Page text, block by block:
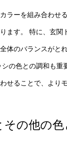
ラーを組み合わせ
ます。 特に、玄関
体のバランスがと
の色との調和も重
せることで、より
その他の